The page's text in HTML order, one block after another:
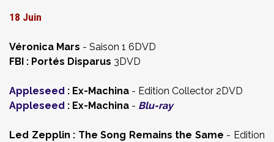
18 Juin
Véronica Mars - Saison 1 6DVD
FBI : Portés Disparus 3DVD
Appleseed : Ex-Machina - Edition Collector 2DVD
Appleseed : Ex-Machina - Blu-ray
Led Zepplin : The Song Remains the Same - Edition